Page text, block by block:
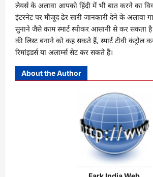
लेयर्स के अलावा आपको हिंदी में भी बात करने का
इंटरनेट पर मौजूद ढेर सारी जानकारी देने के अलावा
सुनाने जैसे काम स्मार्ट स्पीकर आसानी से कर सकता
की लिस्ट बनाने को कह सकते हैं, स्मार्ट टीवी
रिमांइडर्स या अलार्म्स सेट कर सकते हैं।
About the Author